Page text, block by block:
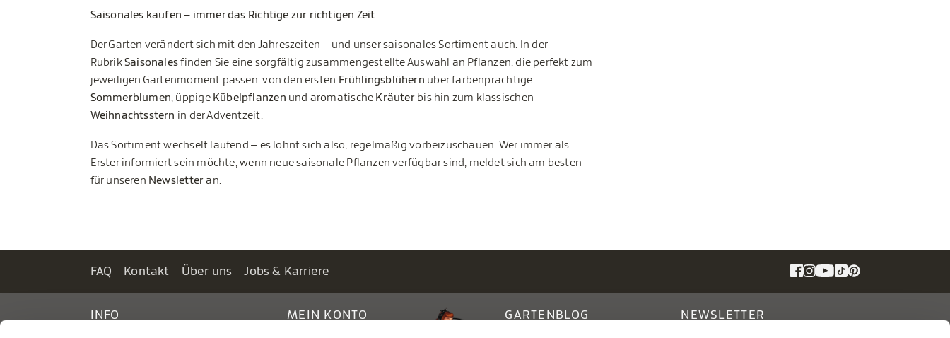
Saisonales kaufen – immer das Richtige zur richtigen Zeit
Der Garten verändert sich mit den Jahreszeiten – und unser saisonales Sortiment auch. In der
RubrikSaisonalesfinden Sie eine sorgfältig zusammengestellte Auswahl an Pflanzen, die perfekt zum
jeweiligen Gartenmoment passen: von den ersten Frühlingsblühern über farbenprächtige
Sommerblumen, üppige Kübelpflanzen und aromatische Kräuterbis hin zum klassischen
Weihnachtsstern in der Adventzeit.
Das Sortiment wechselt laufend – es lohnt sich also, regelmäßig vorbeizuschauen. Wer immer als
Erster informiert sein möchte, wenn neue saisonale Pflanzen verfügbar sind, meldet sich am besten
für unseren Newsletteran.
FAQ Kontakt Über uns Jobs & Karriere
INFO MEIN KONTO GARTENBLOG NEWSLETTER